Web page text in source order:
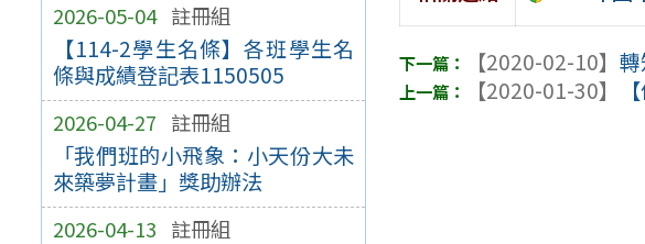
2026-05-04 註冊組
【114-2學生名條】各班學生名
條與成績登記表1150505
2026-04-27 註冊組
「我們班的小飛象：小天份大未
來築夢計畫」獎助辦法
2026-04-13 註冊組
【2020-02-10】
【2020-01-30】